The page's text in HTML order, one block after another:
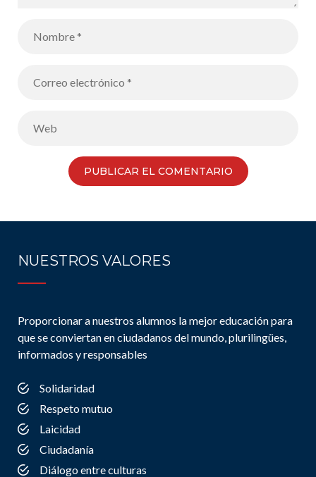
NUESTROS VALORES
Proporcionar a nuestros alumnos la mejor educación para
que se conviertan en ciudadanos del mundo, plurilingües,
informados y responsables
Solidaridad
Respeto mutuo
Laicidad
Ciudadanía
Diálogo entre culturas